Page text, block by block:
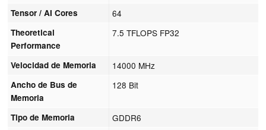
Tensor / AI Cores 64
Theoretical
Performance
7.5 TFLOPS FP32
Velocidad de Memoria 14000 MHz
Ancho de Bus de
Memoria
128 Bit
Tipo de Memoria GDDR6